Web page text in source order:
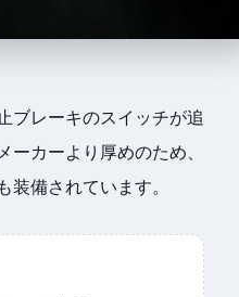
ブレーキのスイッチが追
カーより厚めのため、
備されています。